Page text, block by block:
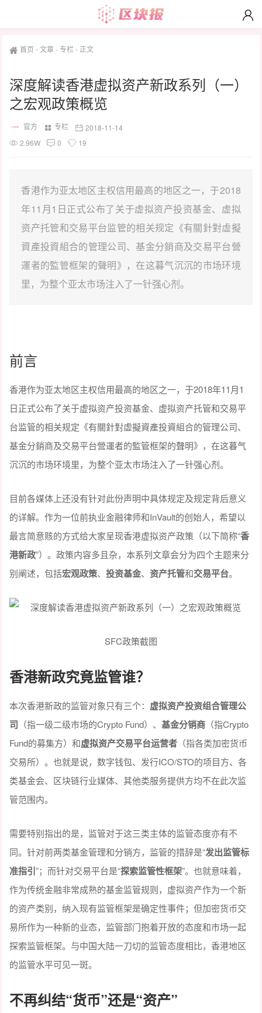
首页 -文章-专栏 - 正文
深度解读香港虚拟资产新政系列（一）
之宏观政策概览
官方 专栏
2018-11-14
2.96W
0 19
香港作为亚太地区主权信用最高的地区之一，于2018
年11月1日正式公布了关于虚拟资产投资基金、虚拟
资产托管和交易平台监管的相关规定《有關針對虛擬
資產投資組合的管理公司、基金分銷商及交易平台營
運者的監管框架的聲明》，在这暮气沉沉的市场环境
里，为整个亚太市场注入了一针强心剂。
前言
香港作为亚太地区主权信用最高的地区之一，于2018年11月1
日正式公布了关于虚拟资产投资基金、虚拟资产托管和交易平
台监管的相关规定《有關針對虛擬資產投資組合的管理公司、
基金分銷商及交易平台營運者的監管框架的聲明》，在这暮气
沉沉的市场环境里，为整个亚太市场注入了一针强心剂。
目前各媒体上还没有针对此份声明中具体规定及规定背后意义
的详解。作为一位前执业金融律师和InVault的创始人，希望以
最言简意赅的方式给大家呈现香港虚拟资产政策（以下简称“香
港新政”）。政策内容多且杂，本系列文章会分为四个主题来分
别阐述，包括宏观政策、投资基金、资产托管和交易平台。
SFC政策截图
香港新政究竟监管谁？
本次香港新政的监管对象只有三个： 虚拟资产投资组合管理公
司 （指一级二级市场的Crypto Fund）、基金分销商 （指Crypto
Fund的募集方）和虚拟资产交易平台运营者 （指各类加密货币
交易所）。也就是说，数字钱包、发行ICO/STO的项目方、各
类基金会、区块链行业媒体、其他类服务提供方均不在此次监
管范围内。
需要特别指出的是，监管对于这三类主体的监管态度亦有不
同。针对前两类基金管理和分销方，监管的措辞是“发出监管标
准指引”；而针对交易平台是“探索监管性框架”。也就意味着，
作为传统金融非常成熟的基金监管规则，虚拟资产作为一个新
的资产类别，纳入现有监管框架是确定性事件；但加密货币交
易所作为一种新的业态，监管部门抱着开放的态度和市场一起
探索监管框架。与中国大陆一刀切的监管态度相比，香港地区
的监管水平可见一斑。
不再纠结“货币”还是“资产”